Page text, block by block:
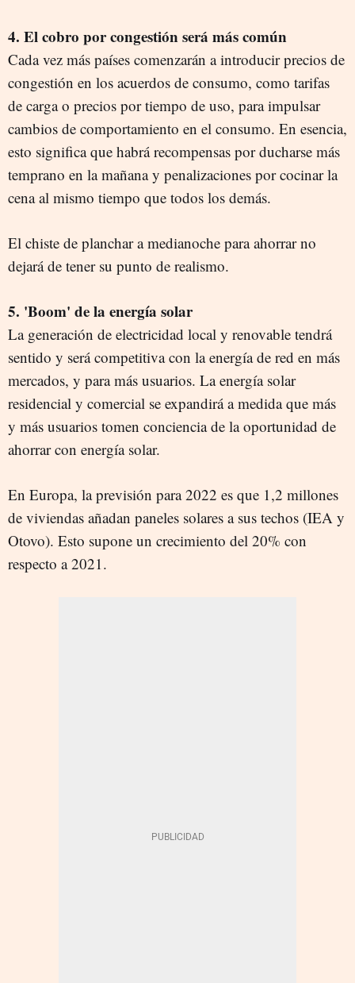
4. El cobro por congestión será más común
Cada vez más países comenzarán a introducir precios de
congestión en los acuerdos de consumo, como tarifas
de carga o precios por tiempo de uso, para impulsar
cambios de comportamiento en el consumo. En esencia,
esto significa que habrá recompensas por ducharse más
temprano en la mañana y penalizaciones por cocinar la
cena al mismo tiempo que todos los demás.
El chiste de planchar a medianoche para ahorrar no
dejará de tener su punto de realismo.
5. 'Boom' de la energía solar
La generación de electricidad local y renovable tendrá
sentido y será competitiva con la energía de red en más
mercados, y para más usuarios. La energía solar
residencial y comercial se expandirá a medida que más
y más usuarios tomen conciencia de la oportunidad de
ahorrar con energía solar.
En Europa, la previsión para 2022 es que 1,2 millones
de viviendas añadan paneles solares a sus techos (IEA y
Otovo). Esto supone un crecimiento del 20% con
respecto a 2021.